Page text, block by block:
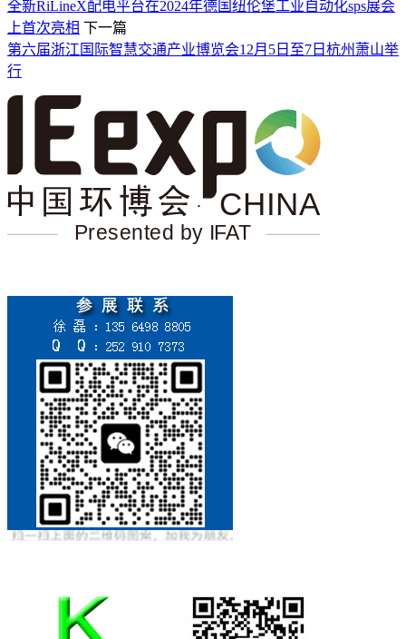
全新RiLineX配电平台在2024年德国纽伦堡工业自动化sps展会
上首次亮相 下一篇
第六届浙江国际智慧交通产业博览会12月5日至7日杭州萧山举
行